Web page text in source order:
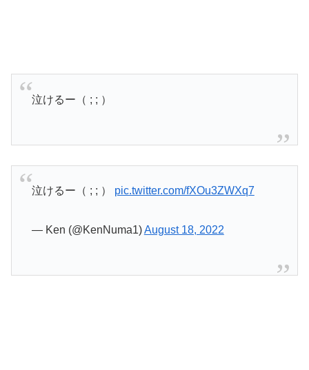
泣けるー（ ; ; ）
泣けるー（ ; ; ） pic.twitter.com/fXOu3ZWXq7
— Ken (@KenNuma1)August 18, 2022